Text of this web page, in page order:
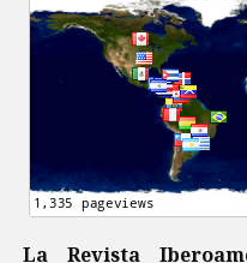
La Revista